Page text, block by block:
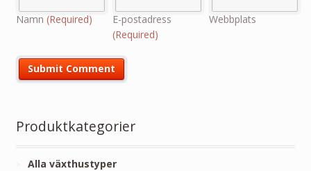
Namn (Required)
E-postadress
(Required)
Webbplats
Produktkategorier
Alla växthustyper